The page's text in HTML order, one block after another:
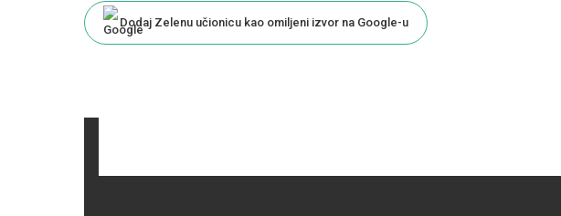
Dodaj Zelenu učionicu kao omiljeni izvor na Google-u